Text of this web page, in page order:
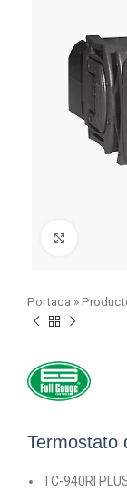
Portada »
Termostato
TC-940RI